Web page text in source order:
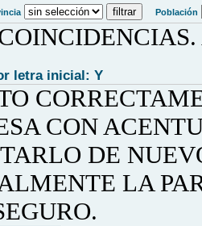
Población
letra inicial: Y
CON
DE
LA